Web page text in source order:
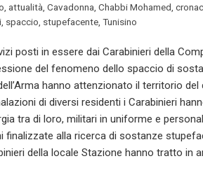
attualità Cavadonna Chabbi Mohamed
spaccio stupefacente Tunisino
posti in essere dai Carabinieri della
del fenomeno dello spaccio di
hanno attenzionato il territorio
di diversi residenti i Carabinieri
tra di loro, militari in uniforme e
finalizzate alla ricerca di sostanze
della locale Stazione hanno tratto in